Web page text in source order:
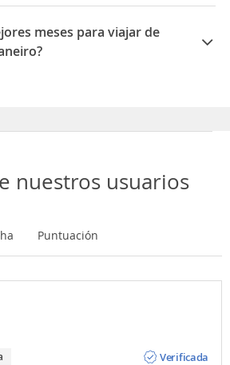
viajar entre Córdoba y Río de
meses para viajar de
nuestros usuarios
Puntuación
Verificada